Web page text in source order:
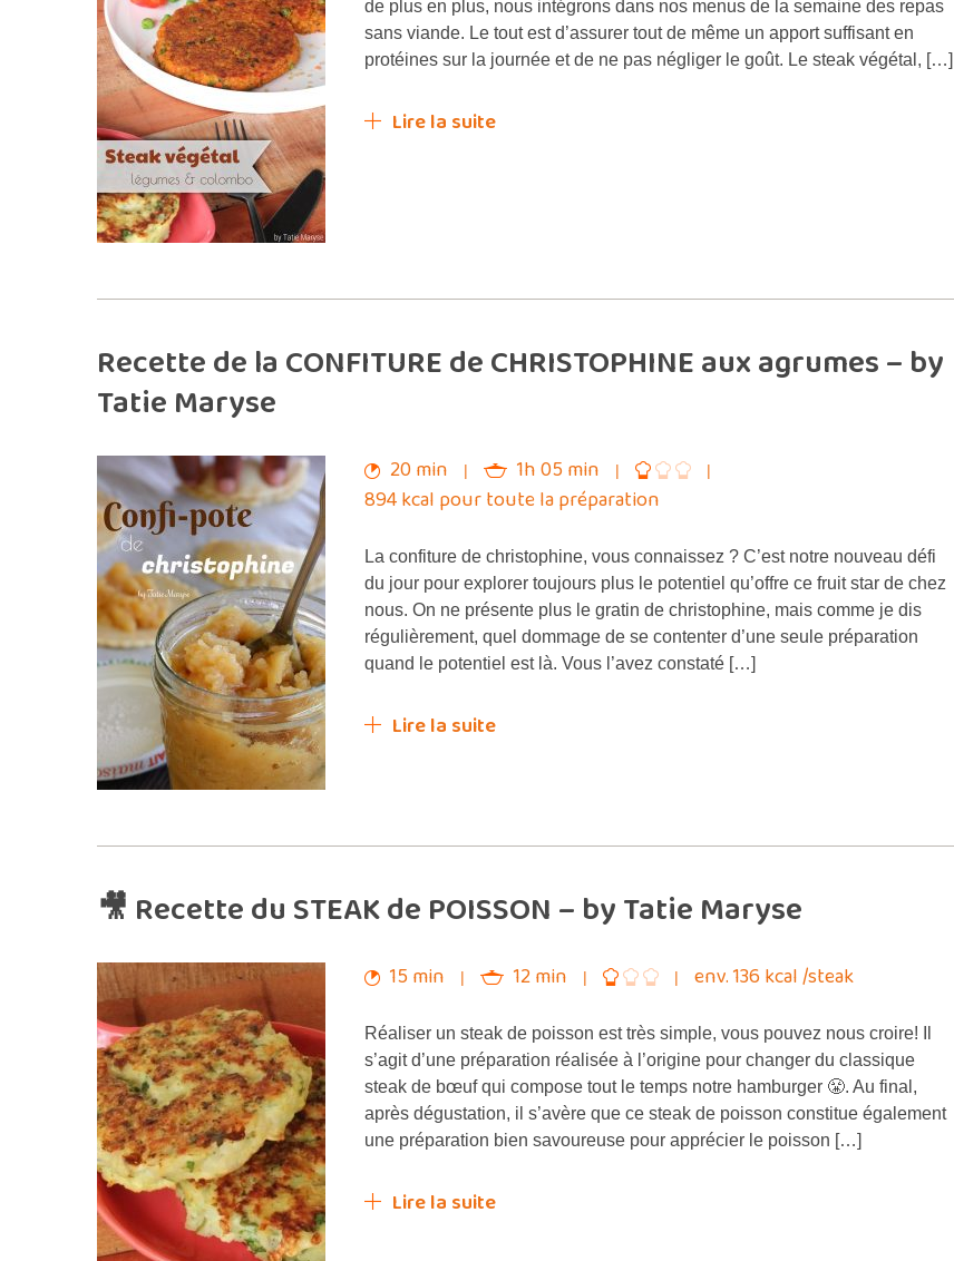
de plus en plus, nous intégrons dans nos menus de la semaine des repas
sans viande. Le tout est d’assurer tout de même un apport suffisant en
protéines sur la journée et de ne pas négliger le goût. Le steak végétal, […]
Lire la suite
Recette de la CONFITURE de CHRISTOPHINE aux agrumes – by
Tatie Maryse
20 min
1h 05 min
894 kcal pour toute la préparation
La confiture de christophine, vous connaissez ? C’est notre nouveau défi
du jour pour explorer toujours plus le potentiel qu’offre ce fruit star de chez
nous. On ne présente plus le gratin de christophine, mais comme je dis
régulièrement, quel dommage de se contenter d’une seule préparation
quand le potentiel est là. Vous l’avez constaté […]
Lire la suite
🎥 Recette du STEAK de POISSON – by Tatie Maryse
15 min 12 min env. 136 kcal /steak
Réaliser un steak de poisson est très simple, vous pouvez nous croire! Il
s’agit d’une préparation réalisée à l’origine pour changer du classique
steak de bœuf qui compose tout le temps notre hamburger 😤. Au final,
après dégustation, il s’avère que ce steak de poisson constitue également
une préparation bien savoureuse pour apprécier le poisson […]
Lire la suite